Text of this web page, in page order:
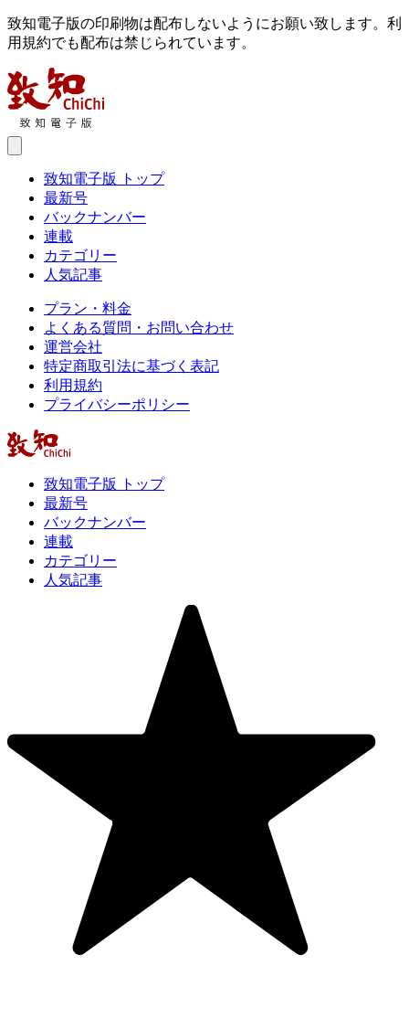
致知電子版の印刷物は配布しないようにお願い致します。利
用規約でも配布は禁じられています。
致知電子版 トップ
最新号
バックナンバー
連載
カテゴリー
人気記事
プラン・料金
よくある質問・お問い合わせ
運営会社
特定商取引法に基づく表記
利用規約
プライバシーポリシー
致知電子版 トップ
最新号
バックナンバー
連載
カテゴリー
人気記事